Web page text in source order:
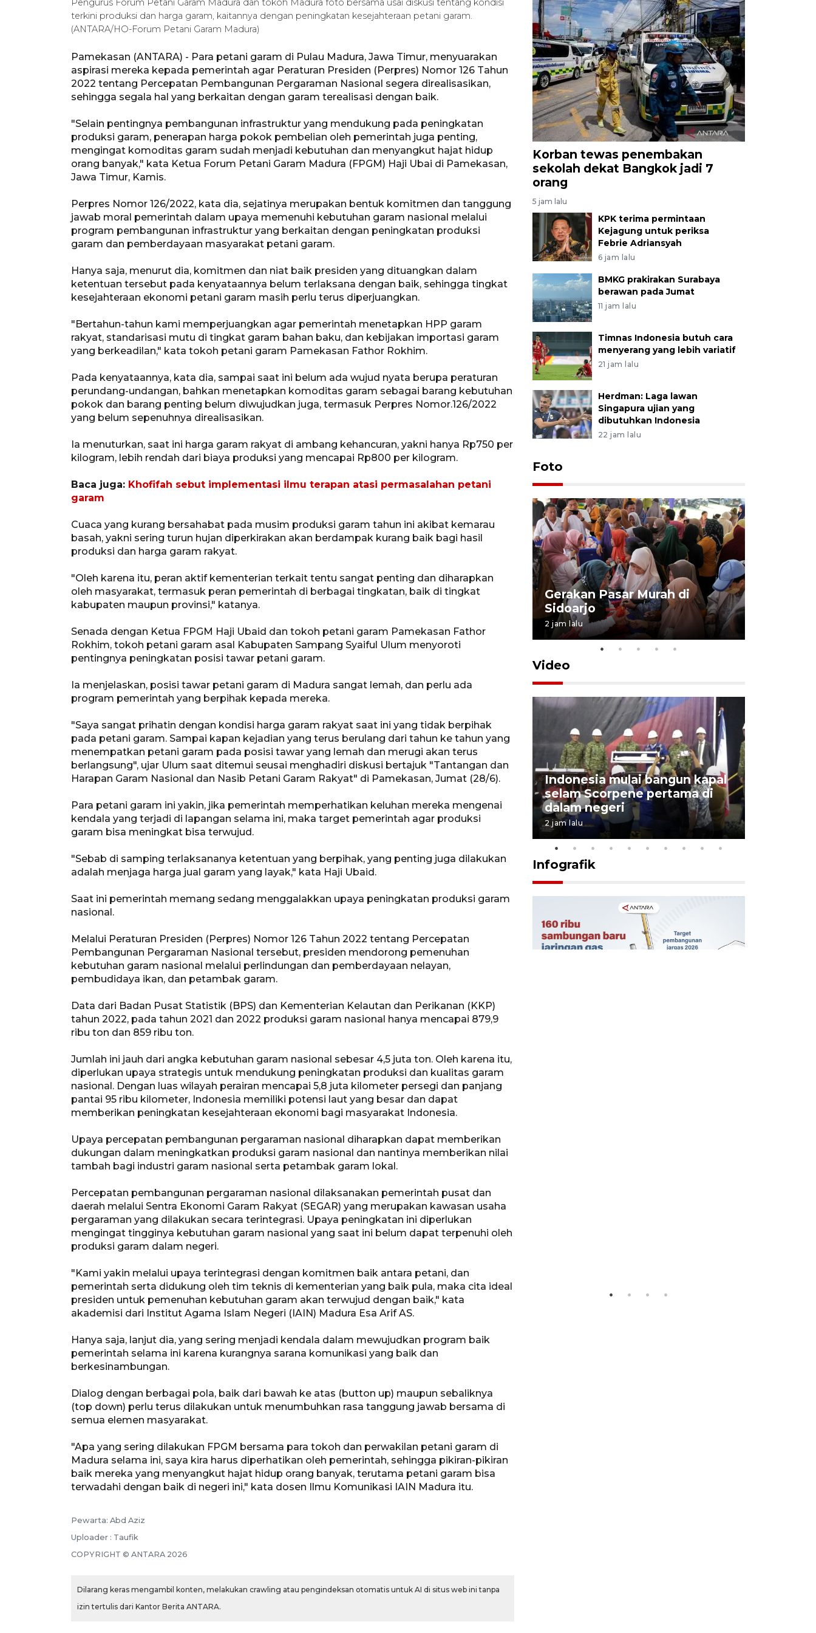
Pengurus Forum Petani Garam Madura dan tokoh Madura foto bersama usai diskusi tentang kondisi
terkini produksi dan harga garam, kaitannya dengan peningkatan kesejahteraan petani garam.
(ANTARA/HO-Forum Petani Garam Madura)
Pamekasan (ANTARA) - Para petani garam di Pulau Madura, Jawa Timur, menyuarakan
aspirasi mereka kepada pemerintah agar Peraturan Presiden (Perpres) Nomor 126 Tahun
2022 tentang Percepatan Pembangunan Pergaraman Nasional segera direalisasikan,
sehingga segala hal yang berkaitan dengan garam terealisasi dengan baik.
"Selain pentingnya pembangunan infrastruktur yang mendukung pada peningkatan
produksi garam, penerapan harga pokok pembelian oleh pemerintah juga penting,
mengingat komoditas garam sudah menjadi kebutuhan dan menyangkut hajat hidup
orang banyak," kata Ketua Forum Petani Garam Madura (FPGM) Haji Ubai di Pamekasan,
Jawa Timur, Kamis.
Perpres Nomor 126/2022, kata dia, sejatinya merupakan bentuk komitmen dan tanggung
jawab moral pemerintah dalam upaya memenuhi kebutuhan garam nasional melalui
program pembangunan infrastruktur yang berkaitan dengan peningkatan produksi
garam dan pemberdayaan masyarakat petani garam.
Hanya saja, menurut dia, komitmen dan niat baik presiden yang dituangkan dalam
ketentuan tersebut pada kenyataannya belum terlaksana dengan baik, sehingga tingkat
kesejahteraan ekonomi petani garam masih perlu terus diperjuangkan.
"Bertahun-tahun kami memperjuangkan agar pemerintah menetapkan HPP garam
rakyat, standarisasi mutu di tingkat garam bahan baku, dan kebijakan importasi garam
yang berkeadilan," kata tokoh petani garam Pamekasan Fathor Rokhim.
Pada kenyataannya, kata dia, sampai saat ini belum ada wujud nyata berupa peraturan
perundang-undangan, bahkan menetapkan komoditas garam sebagai barang kebutuhan
pokok dan barang penting belum diwujudkan juga, termasuk Perpres Nomor.126/2022
yang belum sepenuhnya direalisasikan.
Ia menuturkan, saat ini harga garam rakyat di ambang kehancuran, yakni hanya Rp750 per
kilogram, lebih rendah dari biaya produksi yang mencapai Rp800 per kilogram.
Baca juga: Khofifah sebut implementasi ilmu terapan atasi permasalahan petani
garam
Cuaca yang kurang bersahabat pada musim produksi garam tahun ini akibat kemarau
basah, yakni sering turun hujan diperkirakan akan berdampak kurang baik bagi hasil
produksi dan harga garam rakyat.
"Oleh karena itu, peran aktif kementerian terkait tentu sangat penting dan diharapkan
oleh masyarakat, termasuk peran pemerintah di berbagai tingkatan, baik di tingkat
kabupaten maupun provinsi," katanya.
Senada dengan Ketua FPGM Haji Ubaid dan tokoh petani garam Pamekasan Fathor
Rokhim, tokoh petani garam asal Kabupaten Sampang Syaiful Ulum menyoroti
pentingnya peningkatan posisi tawar petani garam.
Ia menjelaskan, posisi tawar petani garam di Madura sangat lemah, dan perlu ada
program pemerintah yang berpihak kepada mereka.
"Saya sangat prihatin dengan kondisi harga garam rakyat saat ini yang tidak berpihak
pada petani garam. Sampai kapan kejadian yang terus berulang dari tahun ke tahun yang
menempatkan petani garam pada posisi tawar yang lemah dan merugi akan terus
berlangsung", ujar Ulum saat ditemui seusai menghadiri diskusi bertajuk "Tantangan dan
Harapan Garam Nasional dan Nasib Petani Garam Rakyat" di Pamekasan, Jumat (28/6).
Para petani garam ini yakin, jika pemerintah memperhatikan keluhan mereka mengenai
kendala yang terjadi di lapangan selama ini, maka target pemerintah agar produksi
garam bisa meningkat bisa terwujud.
"Sebab di samping terlaksananya ketentuan yang berpihak, yang penting juga dilakukan
adalah menjaga harga jual garam yang layak," kata Haji Ubaid.
Saat ini pemerintah memang sedang menggalakkan upaya peningkatan produksi garam
nasional.
Melalui Peraturan Presiden (Perpres) Nomor 126 Tahun 2022 tentang Percepatan
Pembangunan Pergaraman Nasional tersebut, presiden mendorong pemenuhan
kebutuhan garam nasional melalui perlindungan dan pemberdayaan nelayan,
pembudidaya ikan, dan petambak garam.
Data dari Badan Pusat Statistik (BPS) dan Kementerian Kelautan dan Perikanan (KKP)
tahun 2022, pada tahun 2021 dan 2022 produksi garam nasional hanya mencapai 879,9
ribu ton dan 859 ribu ton.
Jumlah ini jauh dari angka kebutuhan garam nasional sebesar 4,5 juta ton. Oleh karena itu,
diperlukan upaya strategis untuk mendukung peningkatan produksi dan kualitas garam
nasional. Dengan luas wilayah perairan mencapai 5,8 juta kilometer persegi dan panjang
pantai 95 ribu kilometer, Indonesia memiliki potensi laut yang besar dan dapat
memberikan peningkatan kesejahteraan ekonomi bagi masyarakat Indonesia.
Upaya percepatan pembangunan pergaraman nasional diharapkan dapat memberikan
dukungan dalam meningkatkan produksi garam nasional dan nantinya memberikan nilai
tambah bagi industri garam nasional serta petambak garam lokal.
Percepatan pembangunan pergaraman nasional dilaksanakan pemerintah pusat dan
daerah melalui Sentra Ekonomi Garam Rakyat (SEGAR) yang merupakan kawasan usaha
pergaraman yang dilakukan secara terintegrasi. Upaya peningkatan ini diperlukan
mengingat tingginya kebutuhan garam nasional yang saat ini belum dapat terpenuhi oleh
produksi garam dalam negeri.
"Kami yakin melalui upaya terintegrasi dengan komitmen baik antara petani, dan
pemerintah serta didukung oleh tim teknis di kementerian yang baik pula, maka cita ideal
presiden untuk pemenuhan kebutuhan garam akan terwujud dengan baik," kata
akademisi dari Institut Agama Islam Negeri (IAIN) Madura Esa Arif AS.
Hanya saja, lanjut dia, yang sering menjadi kendala dalam mewujudkan program baik
pemerintah selama ini karena kurangnya sarana komunikasi yang baik dan
berkesinambungan.
Dialog dengan berbagai pola, baik dari bawah ke atas (button up) maupun sebaliknya
(top down) perlu terus dilakukan untuk menumbuhkan rasa tanggung jawab bersama di
semua elemen masyarakat.
"Apa yang sering dilakukan FPGM bersama para tokoh dan perwakilan petani garam di
Madura selama ini, saya kira harus diperhatikan oleh pemerintah, sehingga pikiran-pikiran
baik mereka yang menyangkut hajat hidup orang banyak, terutama petani garam bisa
terwadahi dengan baik di negeri ini," kata dosen Ilmu Komunikasi IAIN Madura itu.
Pewarta: Abd Aziz
Uploader : Taufik
COPYRIGHT © ANTARA 2026
Dilarang keras mengambil konten, melakukan crawling atau pengindeksan otomatis untuk AI di situs web ini tanpa
izin tertulis dari Kantor Berita ANTARA.
Korban tewas penembakan
sekolah dekat Bangkok jadi 7
orang
5 jam lalu
KPK terima permintaan
Kejagung untuk periksa
Febrie Adriansyah
6 jam lalu
BMKG prakirakan Surabaya
berawan pada Jumat
11 jam lalu
Timnas Indonesia butuh cara
menyerang yang lebih variatif
21 jam lalu
Herdman: Laga lawan
Singapura ujian yang
dibutuhkan Indonesia
22 jam lalu
Foto
Persebaya juara Piala
Gerakan Pasar Murah di
Sidoarjo
2 jam lalu
Video
Menteri PPPA tekankan
santri
5 Agustus 2026 21:16
Indonesia mulai bangun kapal
selam Scorpene pertama di
dalam negeri
2 jam lalu
Infografik
Ekonomi triwulan II-2026
2026-08-06 18:45:00